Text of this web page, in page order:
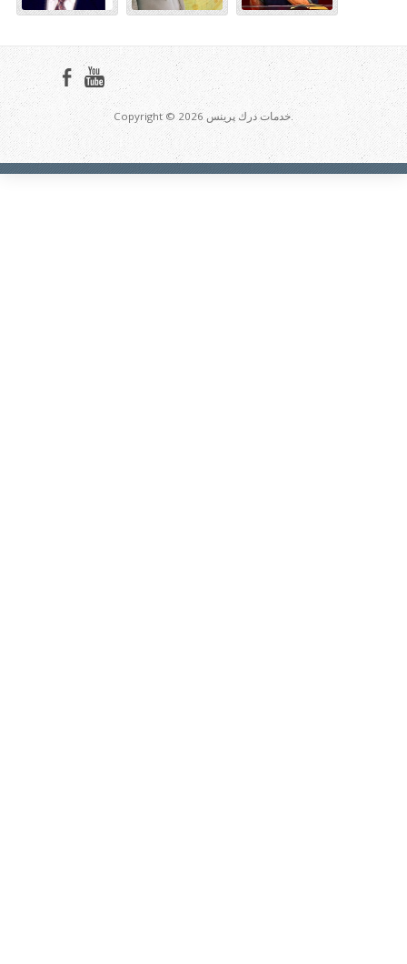
Copyright © 2026 خدمات درك پرينس.